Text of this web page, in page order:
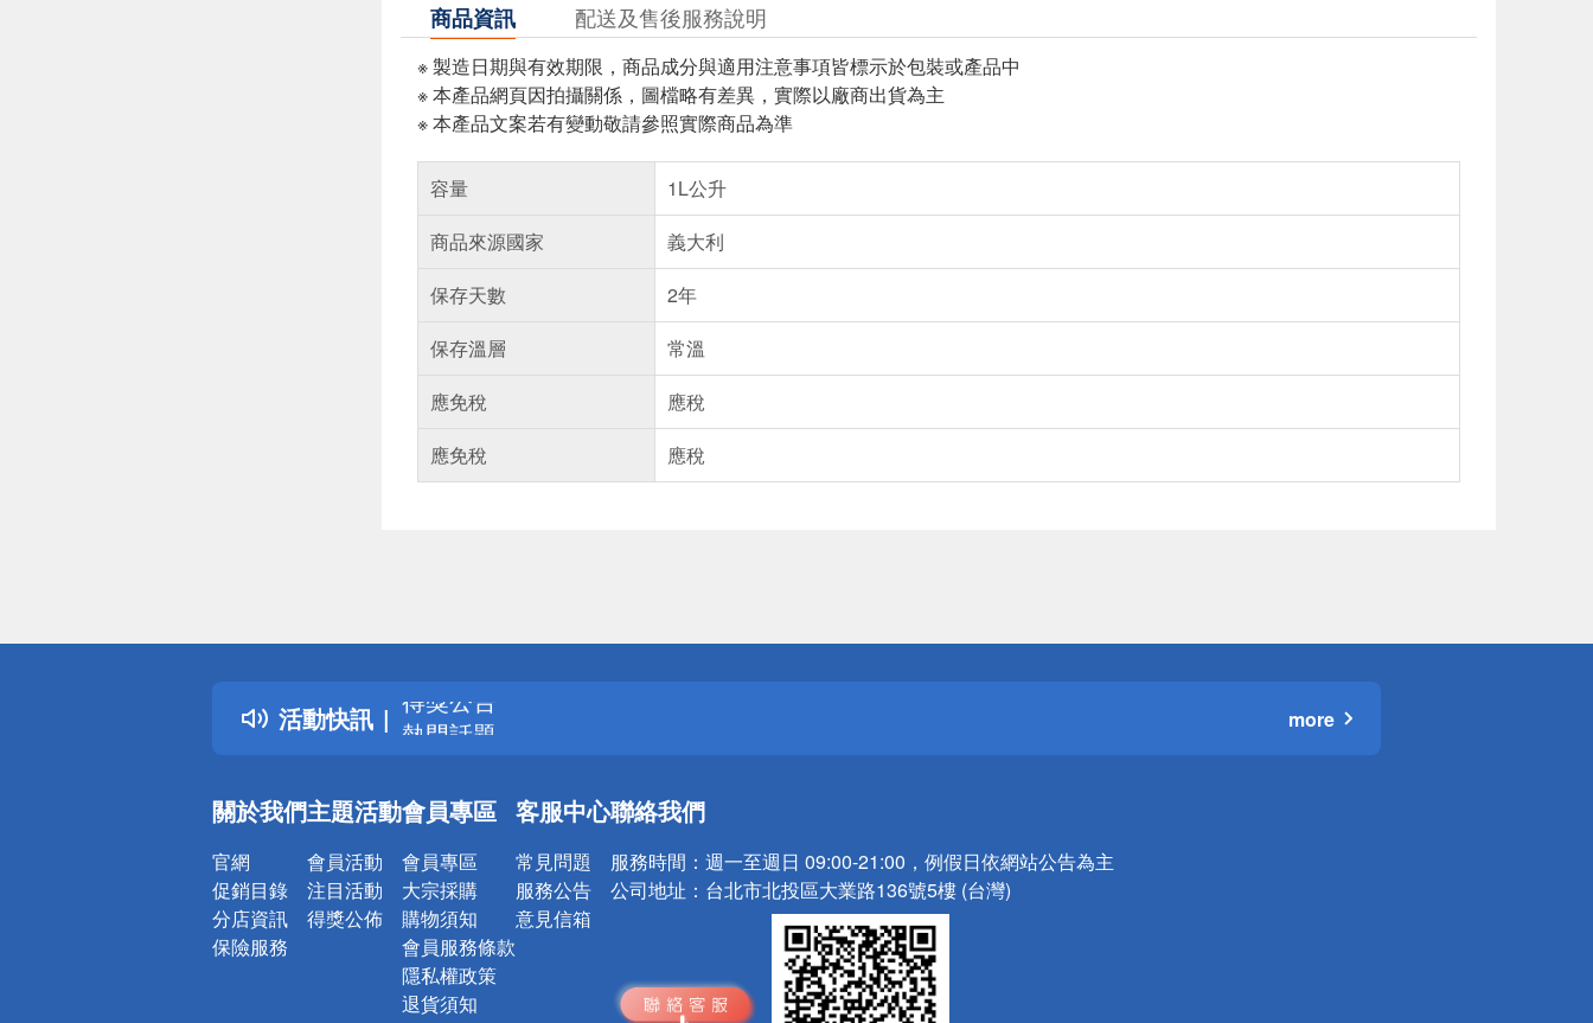
商品資訊 配送及售後服務說明
※ 製造日期與有效期限，商品成分與適用注意事項皆標示於包裝或產品中
※ 本產品網頁因拍攝關係，圖檔略有差異，實際以廠商出貨為主
※ 本產品文案若有變動敬請參照實際商品為準
容量
1L公升
商品來源國家
義大利
保存天數
2年
保存溫層
常溫
應免稅
應稅
應免稅
應稅
活動快訊
詐騙網頁！請小心！
得獎公告
熱門話題
銀行優惠
詐騙網頁！請小心！
more
關於我們
官網
促銷目錄
分店資訊
保險服務
主題活動
會員活動
注目活動
得獎公佈
會員專區
會員專區
大宗採購
購物須知
會員服務條款
隱私權政策
退貨須知
客服中心
常見問題
服務公告
意見信箱
聯絡我們
服務時間： 週一至週日 09:00-21:00，例假日依網站公告為主
公司地址： 台北市北投區大業路136號5樓 (台灣)